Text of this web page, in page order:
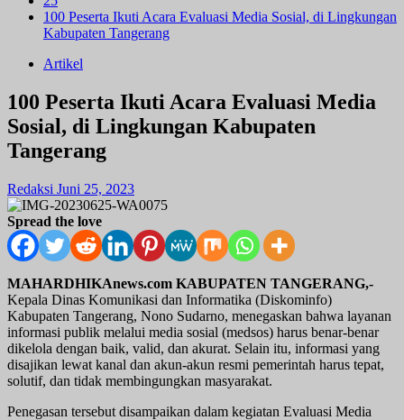
100 Peserta Ikuti Acara Evaluasi Media Sosial, di Lingkungan
Kabupaten Tangerang
Artikel
100 Peserta Ikuti Acara Evaluasi Media
Sosial, di Lingkungan Kabupaten
Tangerang
Redaksi Juni 25, 2023
Spread the love
MAHARDHIKAnews.com KABUPATEN TANGERANG,-
Kepala Dinas Komunikasi dan Informatika (Diskominfo)
Kabupaten Tangerang, Nono Sudarno, menegaskan bahwa layanan
informasi publik melalui media sosial (medsos) harus benar-benar
dikelola dengan baik, valid, dan akurat. Selain itu, informasi yang
disajikan lewat kanal dan akun-akun resmi pemerintah harus tepat,
solutif, dan tidak membingungkan masyarakat.
Penegasan tersebut disampaikan dalam kegiatan Evaluasi Media